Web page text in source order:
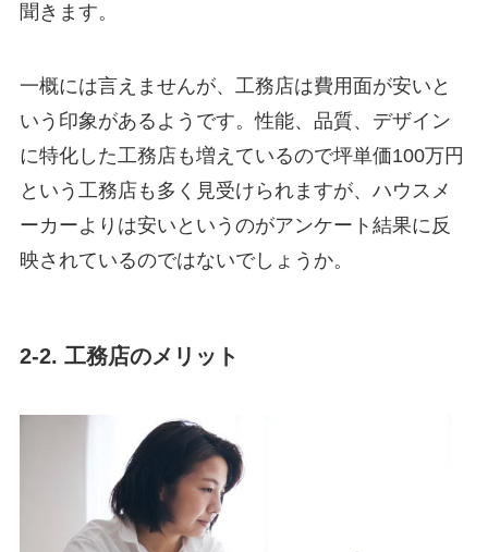
聞きます。
一概には言えませんが、工務店は費用面が安いと
いう印象があるようです。性能、品質、デザイン
に特化した工務店も増えているので坪単価100万円
という工務店も多く見受けられますが、ハウスメ
ーカーよりは安いというのがアンケート結果に反
映されているのではないでしょうか。
2-2. 工務店のメリット